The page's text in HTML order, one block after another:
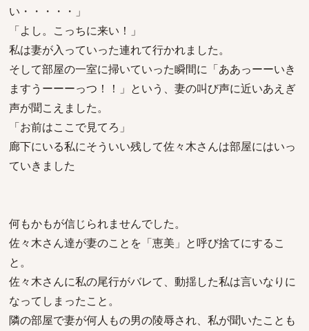
い・・・・・」
「よし。こっちに来い！」
私は妻が入っていった連れて行かれました。
そして部屋の一室に掃いていった瞬間に「ああっーーいき
ますうーーーっつ！！」という、妻の叫び声に近いあえぎ
声が聞こえました。
「お前はここで見てろ」
廊下にいる私にそういい残して佐々木さんは部屋にはいっ
ていきました
何もかもが信じられませんでした。
佐々木さん達が妻のことを「恵美」と呼び捨てにするこ
と。
佐々木さんに私の尾行がバレて、動揺した私は言いなりに
なってしまったこと。
隣の部屋で妻が何人もの男の陵辱され、私が聞いたことも